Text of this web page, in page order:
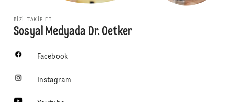
BIZI TAKIP ET
Sosyal Medyada Dr. Oetker
Facebook
Instagram